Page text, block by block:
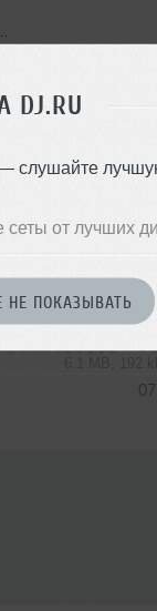
DJ.RU
слушайте
сеты от лучших
НЕ ПОКАЗЫВАТЬ
5.3 MB, 192
83 MB, 192